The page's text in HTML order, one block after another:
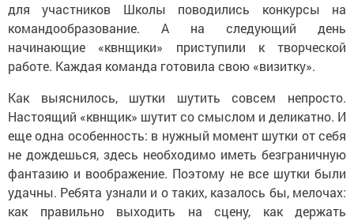
для участников Школы поводились конкурсы на
командообразование. А на следующий день
начинающие «квнщики» приступили к творческой
работе. Каждая команда готовила свою «визитку».
Как выяснилось, шутки шутить совсем непросто.
Настоящий «квнщик» шутит со смыслом и деликатно. И
еще одна особенность: в нужный момент шутки от себя
не дождешься, здесь необходимо иметь безграничную
фантазию и воображение. Поэтому не все шутки были
удачны. Ребята узнали и о таких, казалось бы, мелочах:
как правильно выходить на сцену, как держать